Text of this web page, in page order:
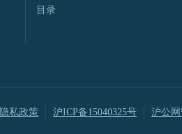
目录
隐私政策 沪ICP备15040325号 沪公网